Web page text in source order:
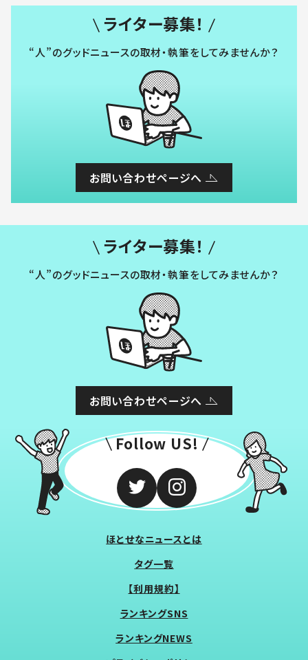
ライター募集！
“人”のグッドニュースの取材・執筆をしてみませんか？
お問い合わせページへ
ライター募集！
“人”のグッドニュースの取材・執筆をしてみませんか？
お問い合わせページへ
Follow US!
ほとせなニュースとは
タグ一覧
【利用規約】
ランキングSNS
ランキングNEWS